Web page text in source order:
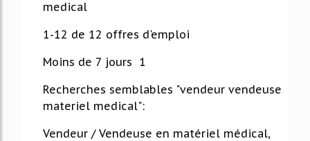
medical
1-12 de 12 offres d'emploi
Moins de 7 jours 1
Recherches semblables "vendeur vendeuse
materiel medical":
Vendeur / Vendeuse en matériel médical,